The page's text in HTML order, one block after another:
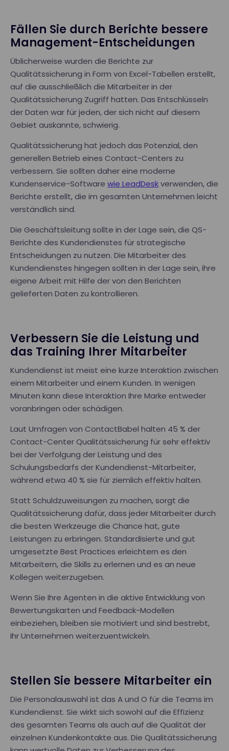
Fällen Sie durch Berichte bessere
Management-Entscheidungen
Üblicherweise wurden die Berichte zur
Qualitätssicherung in Form von Excel-Tabellen erstellt,
auf die ausschließlich die Mitarbeiter in der
Qualitätssicherung Zugriff hatten. Das Entschlüsseln
der Daten war für jeden, der sich nicht auf diesem
Gebiet auskannte, schwierig.
Qualitätssicherung hat jedoch das Potenzial, den
generellen Betrieb eines Contact-Centers zu
verbessern. Sie sollten daher eine moderne
Kundenservice-Software wie LeadDeskverwenden, die
Berichte erstellt, die im gesamten Unternehmen leicht
verständlich sind.
Die Geschäftsleitung sollte in der Lage sein, die QS-
Berichte des Kundendienstes für strategische
Entscheidungen zu nutzen. Die Mitarbeiter des
Kundendienstes hingegen sollten in der Lage sein, ihre
eigene Arbeit mit Hilfe der von den Berichten
gelieferten Daten zu kontrollieren.
Verbessern Sie die Leistung und
das Training Ihrer Mitarbeiter
Kundendienst ist meist eine kurze Interaktion zwischen
einem Mitarbeiter und einem Kunden. In wenigen
Minuten kann diese Interaktion Ihre Marke entweder
voranbringen oder schädigen.
Laut Umfragen von ContactBabel halten 45 % der
Contact-Center Qualitätssicherung für sehr effektiv
bei der Verfolgung der Leistung und des
Schulungsbedarfs der Kundendienst-Mitarbeiter,
während etwa 40 % sie für ziemlich effektiv halten.
Statt Schuldzuweisungen zu machen, sorgt die
Qualitätssicherung dafür, dass jeder Mitarbeiter durch
die besten Werkzeuge die Chance hat, gute
Leistungen zu erbringen. Standardisierte und gut
umgesetzte Best Practices erleichtern es den
Mitarbeitern, die Skills zu erlernen und es an neue
Kollegen weiterzugeben.
Wenn Sie Ihre Agenten in die aktive Entwicklung von
Bewertungskarten und Feedback-Modellen
einbeziehen, bleiben sie motiviert und sind bestrebt,
Ihr Unternehmen weiterzuentwickeln.
Stellen Sie bessere Mitarbeiter ein
Die Personalauswahl ist das A und O für die Teams im
Kundendienst. Sie wirkt sich sowohl auf die Effizienz
des gesamten Teams als auch auf die Qualität der
einzelnen Kundenkontakte aus. Die Qualitätssicherung